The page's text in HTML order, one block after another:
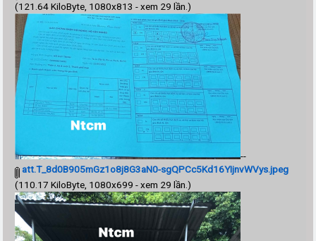
(121.64 KiloByte, 1080x813 - xem 29 lần.)
--
att.T_8d0B905mGz1o8j8G3aN0-sgQPCc5Kd16YIjnvWVys.jpeg
(110.17 KiloByte, 1080x699 - xem 29 lần.)